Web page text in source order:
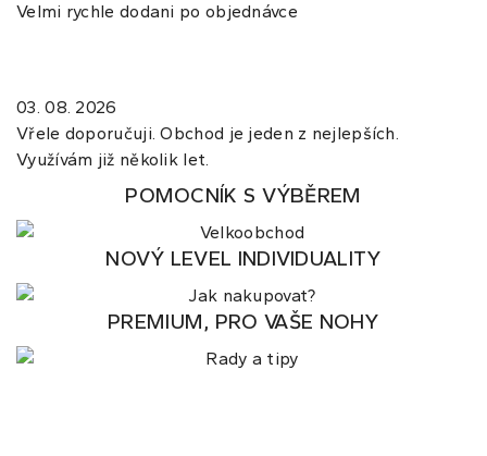
Velmi rychle dodani po objednávce
03. 08. 2026
Vřele doporučuji. Obchod je jeden z nejlepších.
Využívám již několik let.
POMOCNÍK S VÝBĚREM
NOVÝ LEVEL INDIVIDUALITY
PREMIUM, PRO VAŠE NOHY